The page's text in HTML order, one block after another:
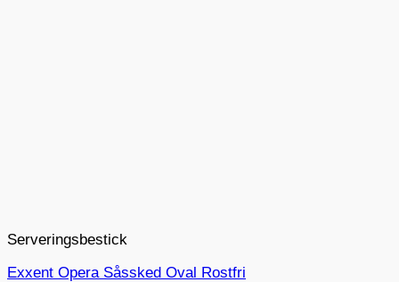
Serveringsbestick
Exxent Opera Såssked Oval Rostfri